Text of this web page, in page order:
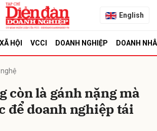
English
HỘI VCCI DOANH NGHIỆP DOANH
còn là gánh nặng mà
để doanh nghiệp tái